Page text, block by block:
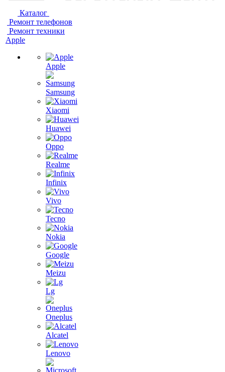
Каталог
Ремонт телефонов
Ремонт техники
Apple
Apple
Samsung
Xiaomi
Huawei
Oppo
Realme
Infinix
Vivo
Tecno
Nokia
Google
Meizu
Lg
Oneplus
Alcatel
Lenovo